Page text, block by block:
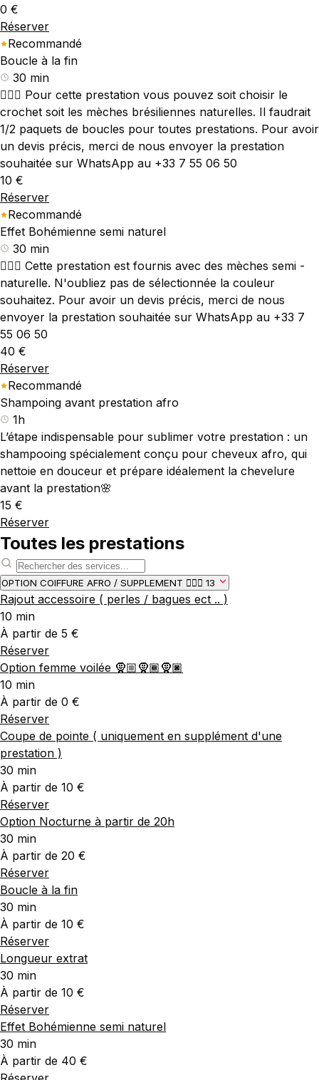
0 €
Réserver
Recommandé
Boucle à la fin
30 min
💇🏾‍♀️ Pour cette prestation vous pouvez soit choisir le
crochet soit les mèches brésiliennes naturelles. Il faudrait
1/2 paquets de boucles pour toutes prestations. Pour avoir
un devis précis, merci de nous envoyer la prestation
souhaitée sur WhatsApp au +33 7 55 06 50
10 €
Réserver
Recommandé
Effet Bohémienne semi naturel
30 min
💇🏾‍♀️ Cette prestation est fournis avec des mèches semi -
naturelle. N'oubliez pas de sélectionnée la couleur
souhaitez. Pour avoir un devis précis, merci de nous
envoyer la prestation souhaitée sur WhatsApp au +33 7
55 06 50
40 €
Réserver
Recommandé
Shampoing avant prestation afro
1h
L’étape indispensable pour sublimer votre prestation : un
shampooing spécialement conçu pour cheveux afro, qui
nettoie en douceur et prépare idéalement la chevelure
avant la prestation🌸
15 €
Réserver
Toutes les prestations
OPTION COIFFURE AFRO / SUPPLEMENT 💆🏾‍♀️ 13
Rajout accessoire ( perles / bagues ect .. )
10 min
À partir de 5 €
Réserver
Option femme voilée 🧕🏼🧕🏾🧕🏿
10 min
À partir de 0 €
Réserver
Coupe de pointe ( uniquement en supplément d'une
prestation )
30 min
À partir de 10 €
Réserver
Option Nocturne à partir de 20h
30 min
À partir de 20 €
Réserver
Boucle à la fin
30 min
À partir de 10 €
Réserver
Longueur extrat
30 min
À partir de 10 €
Réserver
Effet Bohémienne semi naturel
30 min
À partir de 40 €